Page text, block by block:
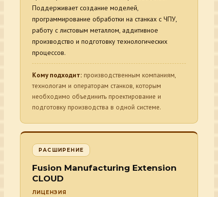
Поддерживает создание моделей,
программирование обработки на станках с ЧПУ,
работу с листовым металлом, аддитивное
производство и подготовку технологических
процессов.
Кому подходит: производственным компаниям,
технологам и операторам станков, которым
необходимо объединить проектирование и
подготовку производства в одной системе.
РАСШИРЕНИЕ
Fusion Manufacturing Extension
CLOUD
ЛИЦЕНЗИЯ